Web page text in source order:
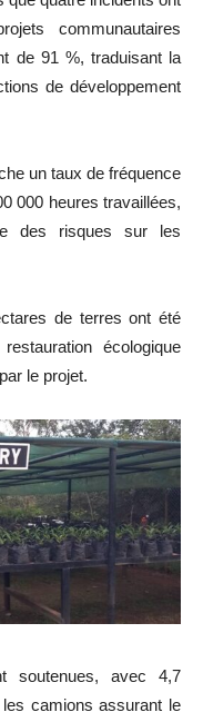
communautaires
de 91 %, traduisant la
de développement
un taux de fréquence
000 heures travaillées,
des risques sur les
de terres ont été
écologique
le projet.
soutenues, avec 4,7
camions assurant le